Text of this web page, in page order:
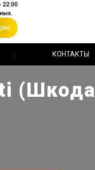
22:00
КОНТАКТЫ
(Шкода